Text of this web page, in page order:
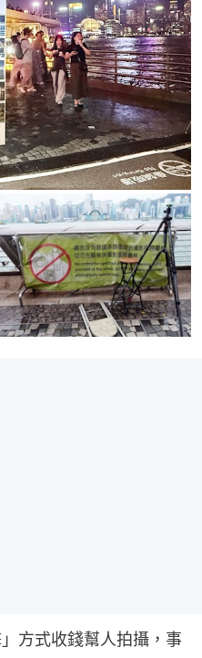
方式收錢幫人拍攝，事